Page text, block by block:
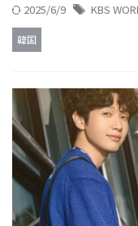
2025/6/9 KBS
韓国